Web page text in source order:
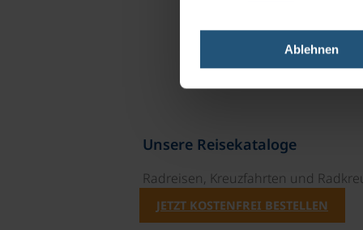
Ablehnen
Unsere Reisekataloge
Radreisen, Kreuzfahrten und
JETZT KOSTENFREI BESTELLEN